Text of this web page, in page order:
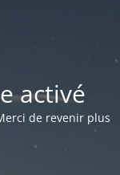
activé
de revenir plus